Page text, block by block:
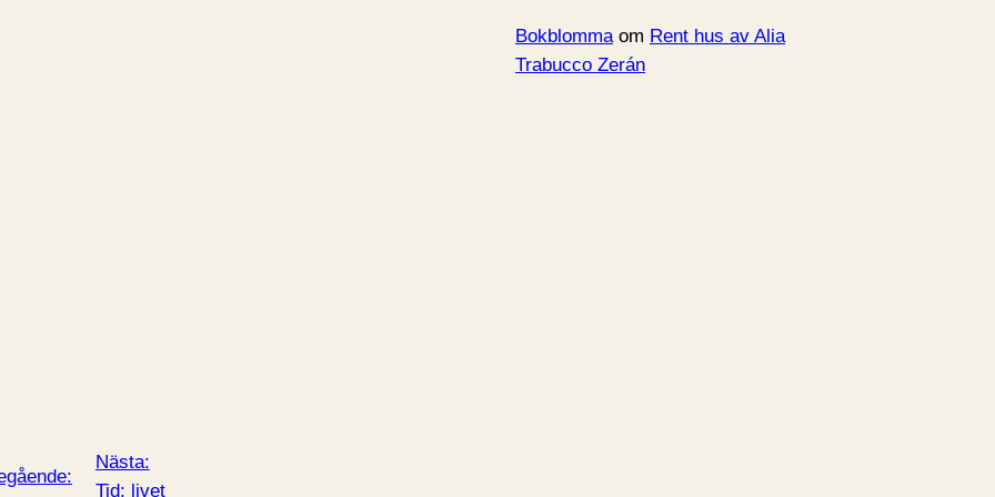
Nästa:
Tid: livet
Bokblommaom Rent hus av Alia
Trabucco Zerán